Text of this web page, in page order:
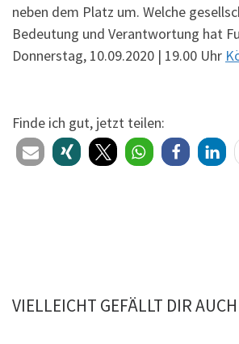
neben dem Platz um. Welche
Bedeutung und Verantwortung hat
Donnerstag, 10.09.2020 | 19.00 Uhr
Finde ich gut, jetzt teilen:
VIELLEICHT GEFÄLLT DIR AUCH